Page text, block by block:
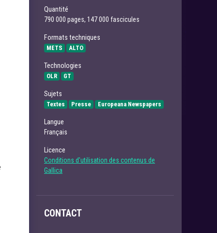
Quantité
790 000 pages, 147 000 fascicules
Formats techniques
METS ALTO
Technologies
OLR GT
Sujets
Textes Presse Europeana Newspapers
Langue
Français
Licence
Conditions d'utilisation des contenus de
Gallica
CONTACT